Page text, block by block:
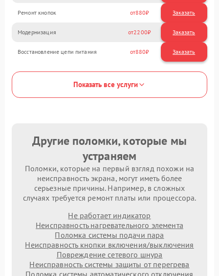
Ремонт кнопок 880
Модернизация 2200
Восстановление цепи питания 880
Показать все услуги
Другие поломки, которые мы
устраняем
Поломки, которые на первый взгляд похожи на
неисправность экрана, могут иметь более
серьезные причины. Например, в сложных
случаях требуется ремонт платы или процессора.
Не работает индикатор
Неисправность нагревательного элемента
Поломка системы подачи пара
Неисправность кнопки включения/выключения
Повреждение сетевого шнура
Неисправность системы защиты от перегрева
Поломка системы автоматического отключения